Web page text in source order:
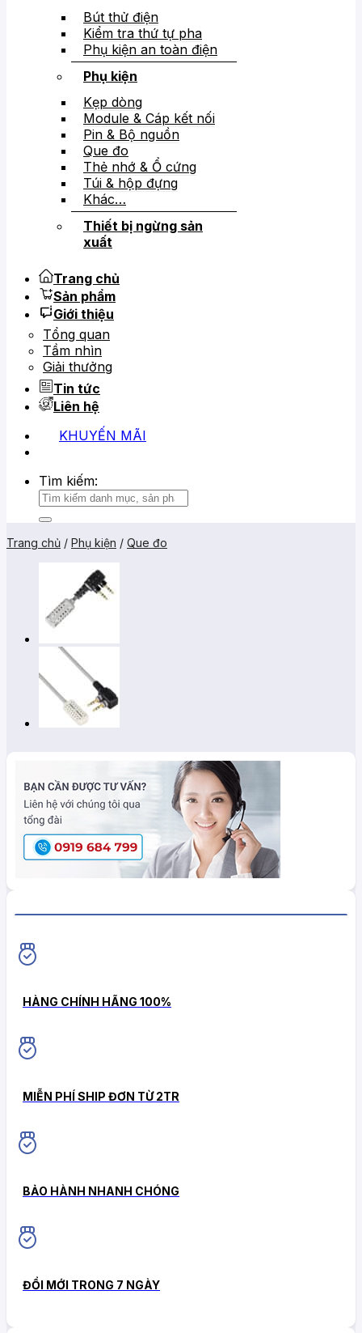
Bút thử điện
Kiểm tra thứ tự pha
Phụ kiện an toàn điện
Phụ kiện
Kẹp dòng
Module & Cáp kết nối
Pin & Bộ nguồn
Que đo
Thẻ nhớ & Ổ cứng
Túi & hộp đựng
Khác…
Thiết bị ngừng sản
xuất
Trang chủ
Sản phẩm
Giới thiệu
Tổng quan
Tầm nhìn
Giải thưởng
Tin tức
Liên hệ
KHUYẾN MÃI
Tìm kiếm:
Trang chủ / Phụ kiện / Que đo
HÀNG CHÍNH HÃNG 100%
MIỄN PHÍ SHIP ĐƠN TỪ 2TR
BẢO HÀNH NHANH CHÓNG
ĐỔI MỚI TRONG 7 NGÀY